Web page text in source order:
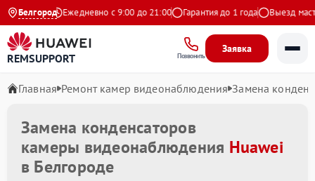
Белгород
Яндекс Ежедневно с 9:00 до 21:00 Гарантия до 1 года Выезд
REMSUPPORT Позвонить
Заявка
Главная Ремонт камер видеонаблюдения Замена
Замена конденсаторов
камеры видеонаблюдения Huawei
в Белгороде